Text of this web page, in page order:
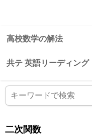
高校数学の解法
共テ 英語リーディング
二次関数